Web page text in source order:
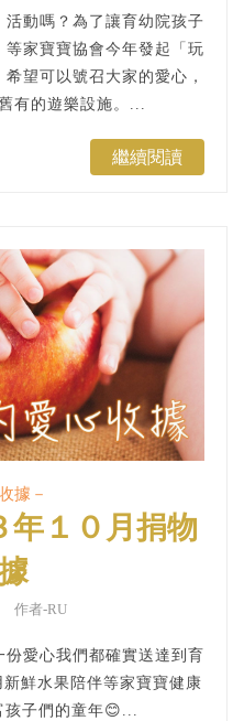
動嗎？為了讓育幼院孩子
家寶寶協會今年發起「玩
望可以號召大家的愛心，
有的遊樂設施。...
繼續閱讀
據－
年１０月捐物
作者-RU
愛心我們都確實送達到育
鮮水果陪伴等家寶寶健康
孩子們的童年😊...